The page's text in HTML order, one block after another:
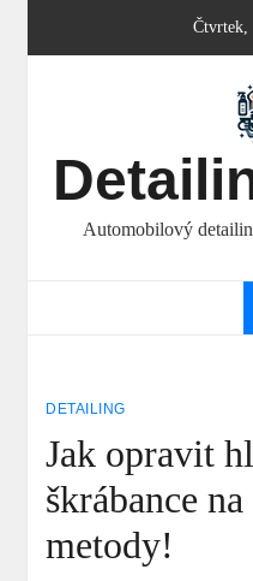
Čtvrtek,
Automobilový
DETAILING
Jak opravit
škrábance
metody!